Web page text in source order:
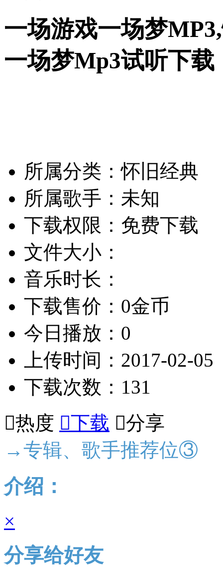
一场游戏一场梦
一场梦Mp3试听下载
所属分类：怀旧经典
所属歌手：未知
下载权限：免费下载
文件大小：
音乐时长：
下载售价：0金币
今日播放：0
上传时间：2017-02-05
下载次数：131
热度 下载 分享
→专辑、歌手推荐位③
介绍：
×
分享给好友